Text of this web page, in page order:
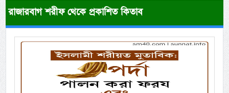
রাজারবাগ শরীফ থেকে প্রকাশিত কিতাব